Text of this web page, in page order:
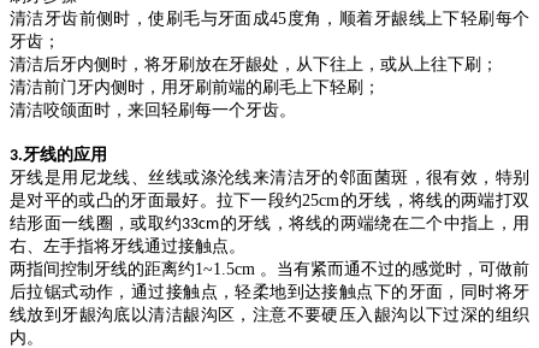
清洁牙齿前侧时，使刷毛与牙面成45 度角，顺着牙龈线上下轻刷每个
牙齿；
清洁后牙内侧时，将牙刷放在牙龈处，从下往上，或从上往下刷；
清洁前门牙内侧时，用牙刷前端的刷毛上下轻刷；
清洁咬颌面时，来回轻刷每一个牙齿。
3. 牙线的应用
牙线是用尼龙线、丝线或涤沦线来清洁牙的邻面菌斑，很有效，特别
是对平的或凸的牙面最好。拉下一段约25cm 的牙线，将线的两端打双
结形面一线圈，或取约33cm的牙线，将线的两端绕在二个中指上，用
右、左手指将牙线通过接触点。
两指间控制牙线的距离约1~1.5cm 。当有紧而通不过的感觉时，可做前
后拉锯式动作，通过接触点，轻柔地到达接触点下的牙面，同时将牙
线放到牙龈沟底以清洁龈沟区，注意不要硬压入龈沟以下过深的组织
内。